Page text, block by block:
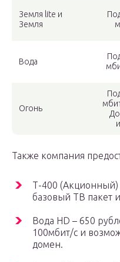
Земля lite и
Земля
Вода
Огонь
Также компания
Т-400 (Акционный)
базовый ТВ пакет
Вода HD – 650
100мбит/с и
домен.